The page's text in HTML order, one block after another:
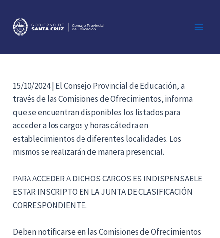
contenido
15/10/2024 | El Consejo Provincial de Educación, a
través de las Comisiones de Ofrecimientos, informa
que se encuentran disponibles los listados para
acceder a los cargos y horas cátedra en
establecimientos de diferentes localidades. Los
mismos se realizarán de manera presencial.
PARA ACCEDER A DICHOS CARGOS ES INDISPENSABLE
ESTAR INSCRIPTO EN LA JUNTA DE CLASIFICACIÓN
CORRESPONDIENTE.
Deben notificarse en las Comisiones de Ofrecimientos